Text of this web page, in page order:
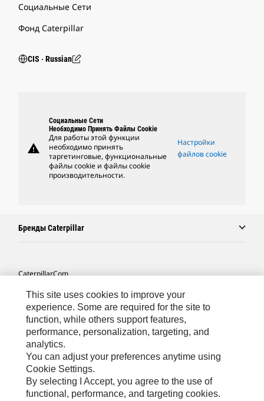
Социальные Сети
Фонд Caterpillar
CIS ‧ Russian
warning
Социальные Сети
Необходимо Принять Файлы Cookie
Для работы этой функции
необходимо принять
таргетинговые, функциональные
файлы cookie и файлы cookie
производительности.
Настройки
файлов cookie
Бренды Caterpillar
Caterpillar.com
Связаться С Caterpillar
Карта Сайта
Cookie Settings
Юридическая Информация
Конфиденциальность Личных Данных
This site uses cookies to improve your
experience. Some are required for the site to
function, while others support features,
performance, personalization, targeting, and
analytics.
You can adjust your preferences anytime using
Cookie Settings.
By selecting I Accept, you agree to the use of
functional, performance, and targeting cookies.